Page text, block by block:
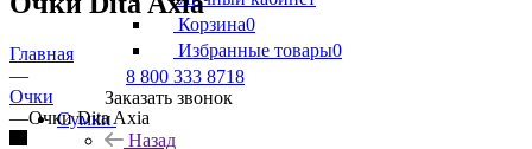
Корзина0
Избранные товары0
8 800 333 8718
Заказать звонок
Сумки
Назад
Главная
—
Очки
—Очки Dita Axia